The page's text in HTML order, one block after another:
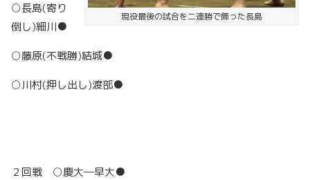
現役最後の試合を二連勝で飾った長島
○長島(寄り
倒し)細川●
○藤原(不戦勝)結城●
○川村(押し出し)渡部●
２回戦 ○慶大―早大●